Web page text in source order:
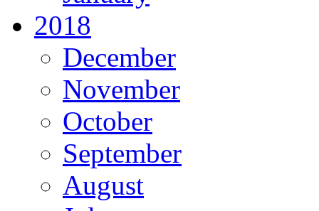
2018
December
November
October
September
August